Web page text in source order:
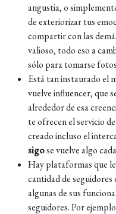
angustia, o
de exteriorizar tus
compartir con las
valioso, todo eso a
sólo para tomarse
Está tan instaurado el
vuelve influencer, que
alrededor de esa
te ofrecen el servicio
creado incluso el
sigose vuelve algo
Hay plataformas que
cantidad de
algunas de sus
seguidores. Por